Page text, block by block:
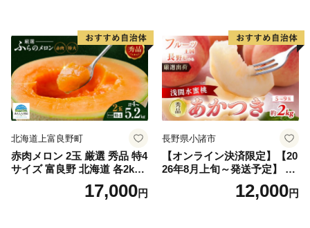
北海道上富良野町
赤肉メロン 2玉 厳選 秀品 特4
サイズ 富良野 北海道 各2kg
～2.6kg 2玉 セット ファーム
富良野 メロン めろん 果物 く
17,000円
長野県小諸市
【オンライン決済限定】【20
26年8月上旬～発送予定】 先
行予約 「浅間水蜜桃プレミ
アム」 もも あかつき 秀品 約
12,000円